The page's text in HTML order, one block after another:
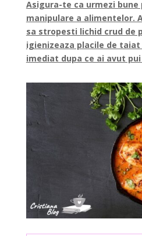
Asigura-te ca urmezi bune
manipulare a alimentelor.
sa stropesti lichid crud de
igienizeaza placile de
imediat dupa ce ai avut